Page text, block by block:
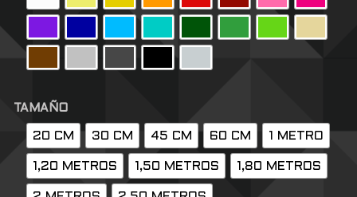
TAMAÑO
20 CM 30 CM 45 CM 60 CM 1 METRO
1,20 METROS 1,50 METROS 1,80 METROS